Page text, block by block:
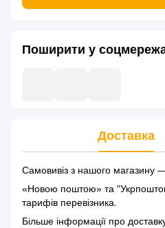
Поширити у
Доставка
Самовивіз з нашого магазину
«Новою поштою» та
тарифів перевізника.
Більше інформації про